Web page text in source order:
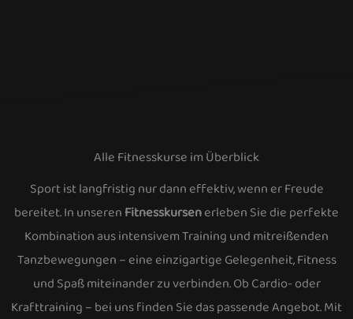
Alle Fitnesskurse im Überblick
Sport ist langfristig nur dann effektiv, wenn er Freude
bereitet. In unseren Fitnesskursenerleben Sie die perfekte
Kombination aus intensivem Training und mitreißenden
Tanzbewegungen – eine einzigartige Gelegenheit, Fitness
und Spaß miteinander zu verbinden. Ob Cardio- oder
Krafttraining – bei uns finden Sie das passende Angebot. Mit